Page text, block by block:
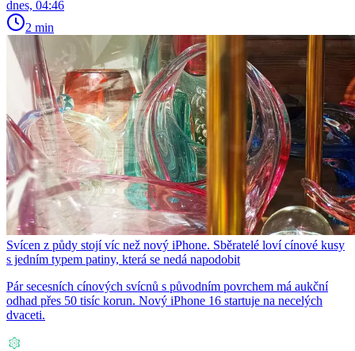
dnes, 04:46
2 min
Svícen z půdy stojí víc než nový iPhone. Sběratelé loví cínové kusy
s jedním typem patiny, která se nedá napodobit
Pár secesních cínových svícnů s původním povrchem má aukční
odhad přes 50 tisíc korun. Nový iPhone 16 startuje na necelých
dvaceti.